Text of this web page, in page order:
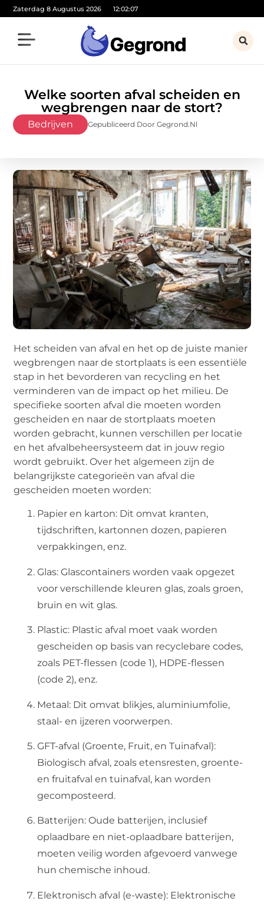
Zaterdag 8 Augustus 2026 12:02:09
Welke soorten afval scheiden en
wegbrengen naar de stort?
Bedrijven Gepubliceerd Door Gegrond.nl
Het scheiden van afval en het op de juiste manier
wegbrengen naar de stortplaats is een essentiële
stap in het bevorderen van recycling en het
verminderen van de impact op het milieu. De
specifieke soorten afval die moeten worden
gescheiden en naar de stortplaats moeten
worden gebracht, kunnen verschillen per locatie
en het afvalbeheersysteem dat in jouw regio
wordt gebruikt. Over het algemeen zijn de
belangrijkste categorieën van afval die
gescheiden moeten worden:
Papier en karton: Dit omvat kranten,
tijdschriften, kartonnen dozen, papieren
verpakkingen, enz.
Glas: Glascontainers worden vaak opgezet
voor verschillende kleuren glas, zoals groen,
bruin en wit glas.
Plastic: Plastic afval moet vaak worden
gescheiden op basis van recyclebare codes,
zoals PET-flessen (code 1), HDPE-flessen
(code 2), enz.
Metaal: Dit omvat blikjes, aluminiumfolie,
staal- en ijzeren voorwerpen.
GFT-afval (Groente, Fruit, en Tuinafval):
Biologisch afval, zoals etensresten, groente-
en fruitafval en tuinafval, kan worden
gecomposteerd.
Batterijen: Oude batterijen, inclusief
oplaadbare en niet-oplaadbare batterijen,
moeten veilig worden afgevoerd vanwege
hun chemische inhoud.
Elektronisch afval (e-waste): Elektronische